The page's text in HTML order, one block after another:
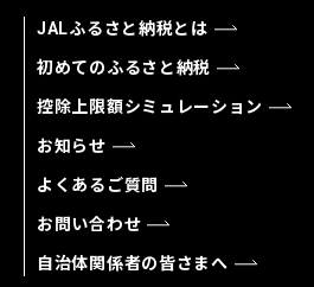
JALふるさと納税とは
初めてのふるさと納税
控除上限額シミュレーション
お知らせ
よくあるご質問
お問い合わせ
自治体関係者の皆さまへ